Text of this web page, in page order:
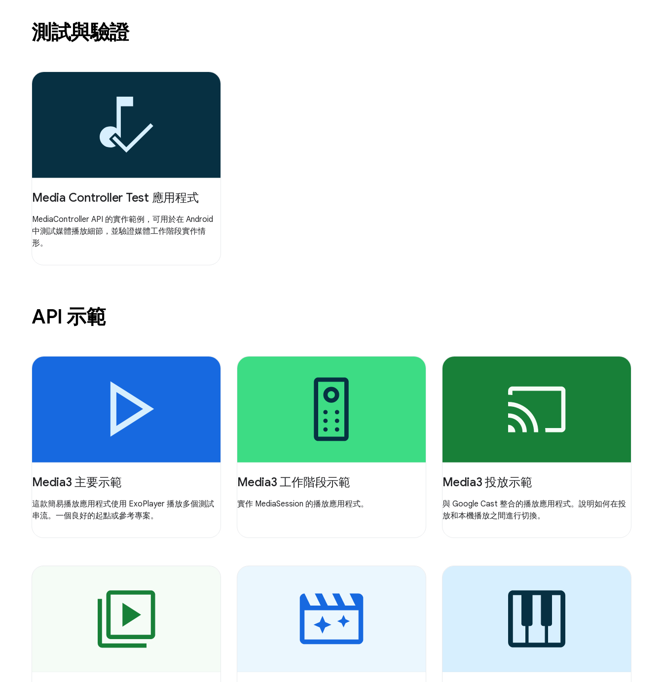
測試與驗證
Media Controller Test 應用程式
MediaController API 的實作範例，可用於在 Android
中測試媒體播放細節，並驗證媒體工作階段實作情
形。
API 示範
Media3 主要示範
這款簡易播放應用程式使用 ExoPlayer 播放多個測試
串流。一個良好的起點或參考專案。
Media3 工作階段示範
實作 MediaSession 的播放應用程式。
Media3 投放示範
與 Google Cast 整合的播放應用程式。說明如何在投
放和本機播放之間進行切換。